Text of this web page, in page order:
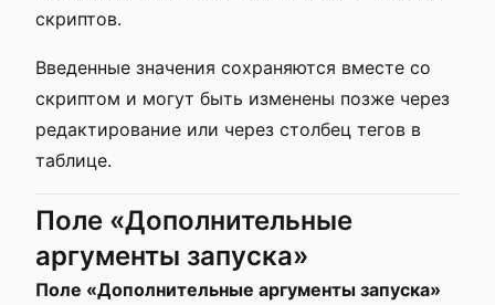
скриптов.
Введенные значения сохраняются вместе со
скриптом и могут быть изменены позже через
редактирование или через столбец тегов в
таблице.
Поле «Дополнительные
аргументы запуска»
Поле «Дополнительные аргументы запуска»